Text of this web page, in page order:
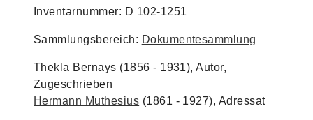
Inventarnummer: D 102-1251
Sammlungsbereich: Dokumentesammlung
Thekla Bernays (1856 - 1931), Autor,
Zugeschrieben
Hermann Muthesius (1861 - 1927), Adressat